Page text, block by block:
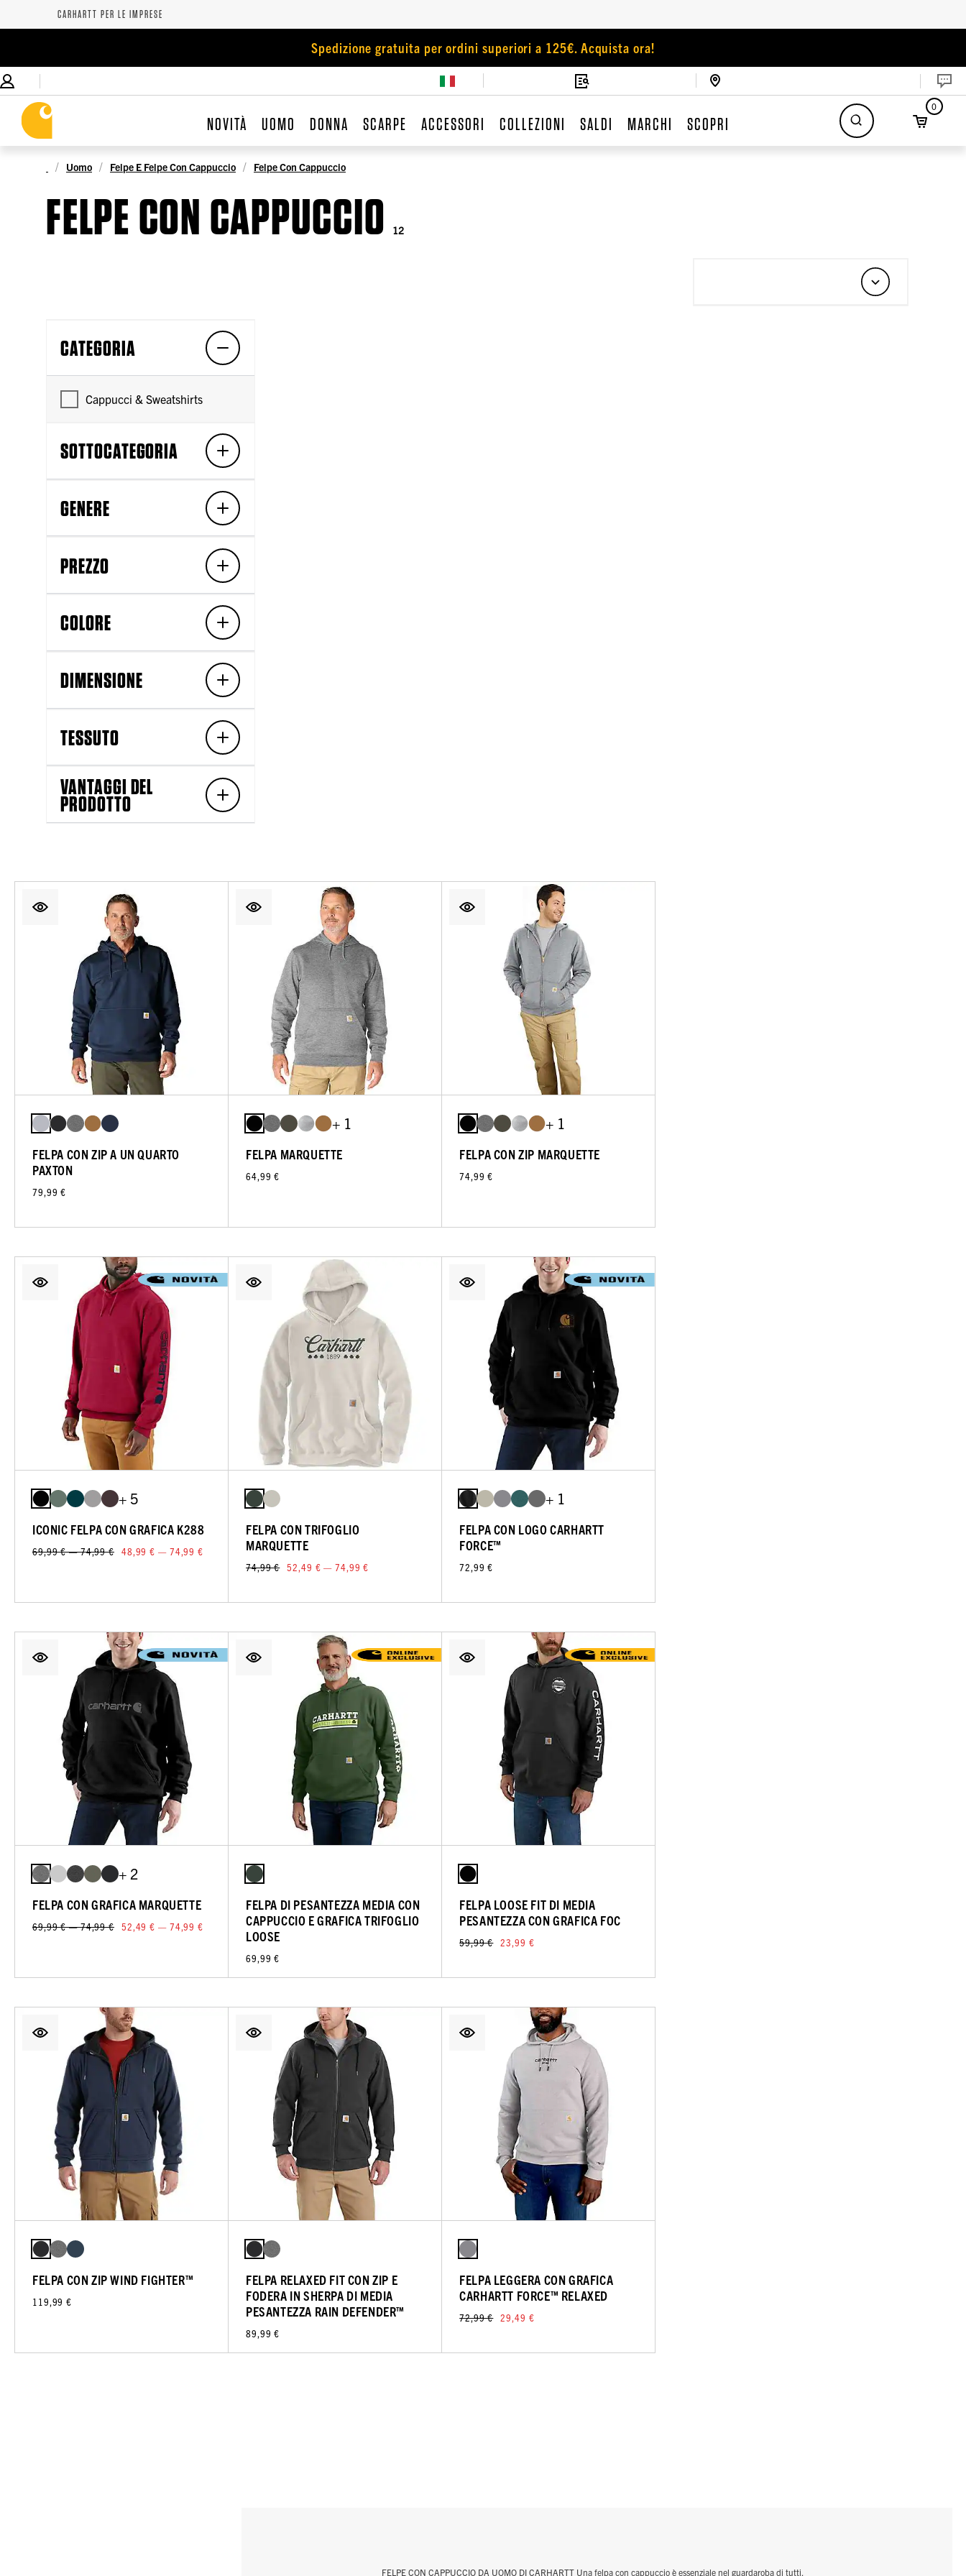
CARHARTT PER LE IMPRESE
Spedizione gratuita per ordini superiori a 125€. Acquista ora!
NOVITÀ UOMO DONNA SCARPE ACCESSORI COLLEZIONI SALDI MARCHI SCOPRI
0
Uomo Felpe E Felpe Con Cappuccio Felpe Con Cappuccio
FELPE CON CAPPUCCIO 12
CATEGORIA
Cappucci & Sweatshirts
SOTTOCATEGORIA
GENERE
PREZZO
COLORE
DIMENSIONE
TESSUTO
VANTAGGI DEL
PRODOTTO
FELPA CON ZIP A UN QUARTO
PAXTON
79,99 €
+ 1
FELPA MARQUETTE
64,99 €
+ 1
FELPA CON ZIP MARQUETTE
74,99 €
+ 5
ICONIC FELPA CON GRAFICA K288
69,99 € — 74,99 € 48,99 € — 74,99 €
FELPA CON TRIFOGLIO
MARQUETTE
74,99 € 52,49 € — 74,99 €
+ 1
FELPA CON LOGO CARHARTT
FORCE™
72,99 €
+ 2
FELPA CON GRAFICA MARQUETTE
69,99 € — 74,99 € 52,49 € — 74,99 €
FELPA DI PESANTEZZA MEDIA CON
CAPPUCCIO E GRAFICA TRIFOGLIO
LOOSE
69,99 €
FELPA LOOSE FIT DI MEDIA
PESANTEZZA CON GRAFICA FOC
59,99 € 23,99 €
FELPA CON ZIP WIND FIGHTER™
119,99 €
FELPA RELAXED FIT CON ZIP E
FODERA IN SHERPA DI MEDIA
PESANTEZZA RAIN DEFENDER™
89,99 €
FELPA LEGGERA CON GRAFICA
CARHARTT FORCE™ RELAXED
72,99 € 29,49 €
FELPE CON CAPPUCCIO DA UOMO DI CARHARTT Una felpa con cappuccio è essenziale nel guardaroba di tutti.